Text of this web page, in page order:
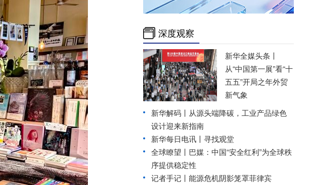
深度观察
新华全媒头条丨
从“中国第一展”看“十
五五”开局之年外贸
新气象
新华解码丨从源头端降碳，工业产品绿色
设计迎来新指南
新华每日电讯丨 寻找观堂
全球瞭望丨巴媒：中国“安全红利”为全球秩
序提供稳定性
记者手记丨能源危机阴影笼罩菲律宾